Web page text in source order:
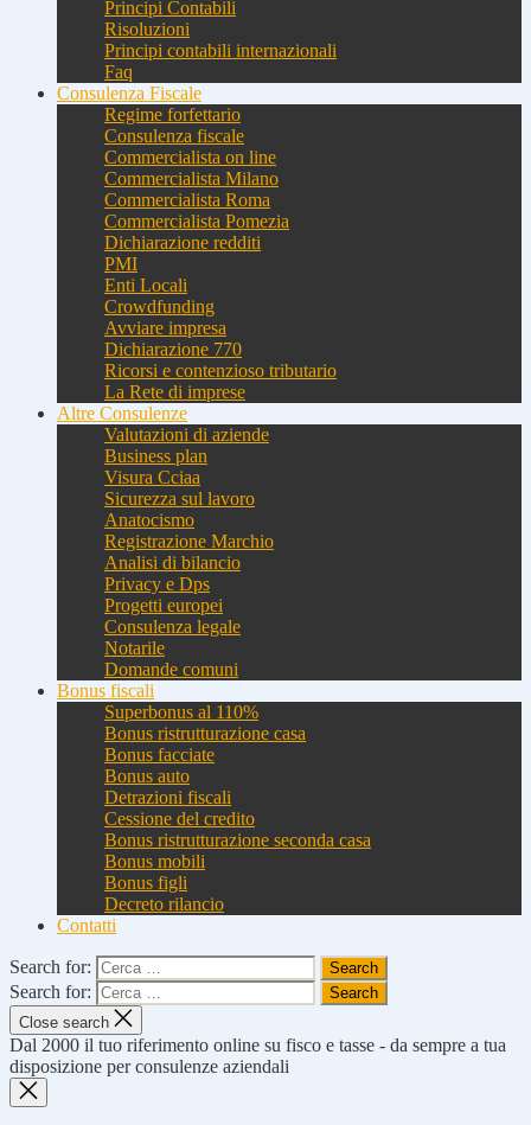
Principi Contabili
Risoluzioni
Principi contabili internazionali
Faq
Consulenza Fiscale
Regime forfettario
Consulenza fiscale
Commercialista on line
Commercialista Milano
Commercialista Roma
Commercialista Pomezia
Dichiarazione redditi
PMI
Enti Locali
Crowdfunding
Avviare impresa
Dichiarazione 770
Ricorsi e contenzioso tributario
La Rete di imprese
Altre Consulenze
Valutazioni di aziende
Business plan
Visura Cciaa
Sicurezza sul lavoro
Anatocismo
Registrazione Marchio
Analisi di bilancio
Privacy e Dps
Progetti europei
Consulenza legale
Notarile
Domande comuni
Bonus fiscali
Superbonus al 110%
Bonus ristrutturazione casa
Bonus facciate
Bonus auto
Detrazioni fiscali
Cessione del credito
Bonus ristrutturazione seconda casa
Bonus mobili
Bonus figli
Decreto rilancio
Contatti
Search for:
Search for:
Close search
Dal 2000 il tuo riferimento online su fisco e tasse - da sempre a tua
disposizione per consulenze aziendali